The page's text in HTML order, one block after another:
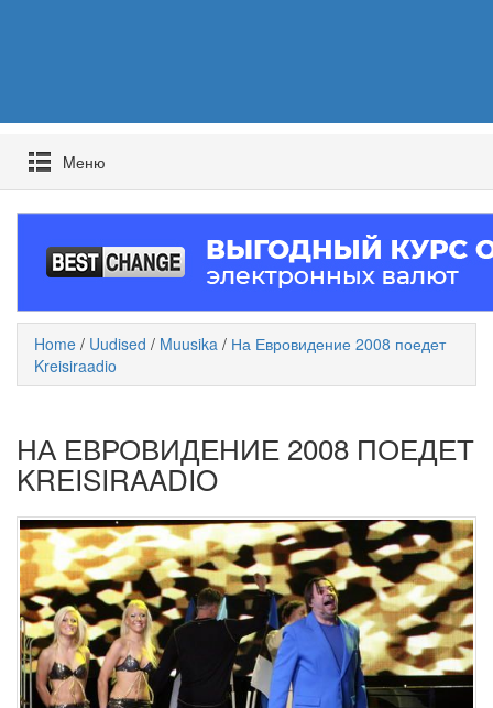
Mеню
Home / Uudised / Muusika / На Евровидение 2008 поедет
Kreisiraadio
НА ЕВРОВИДЕНИЕ 2008 ПОЕДЕТ
KREISIRAADIO